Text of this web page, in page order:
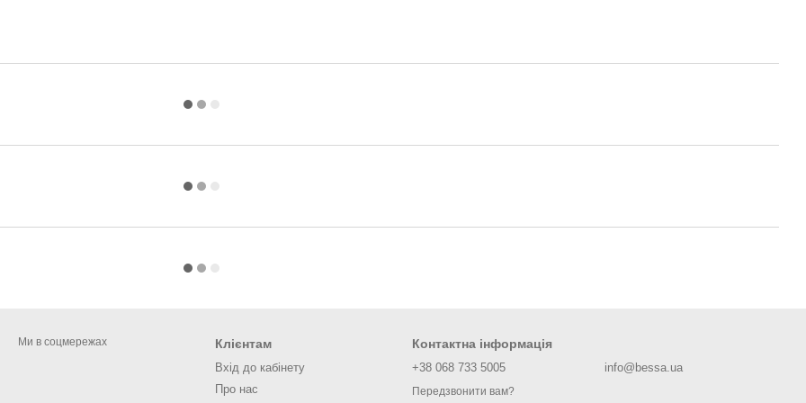
Ми в соцмережах Клієнтам
Вхід до кабінету
Про нас
Контактна інформація
+38 068 733 5005
Передзвонити вам?
info@bessa.ua